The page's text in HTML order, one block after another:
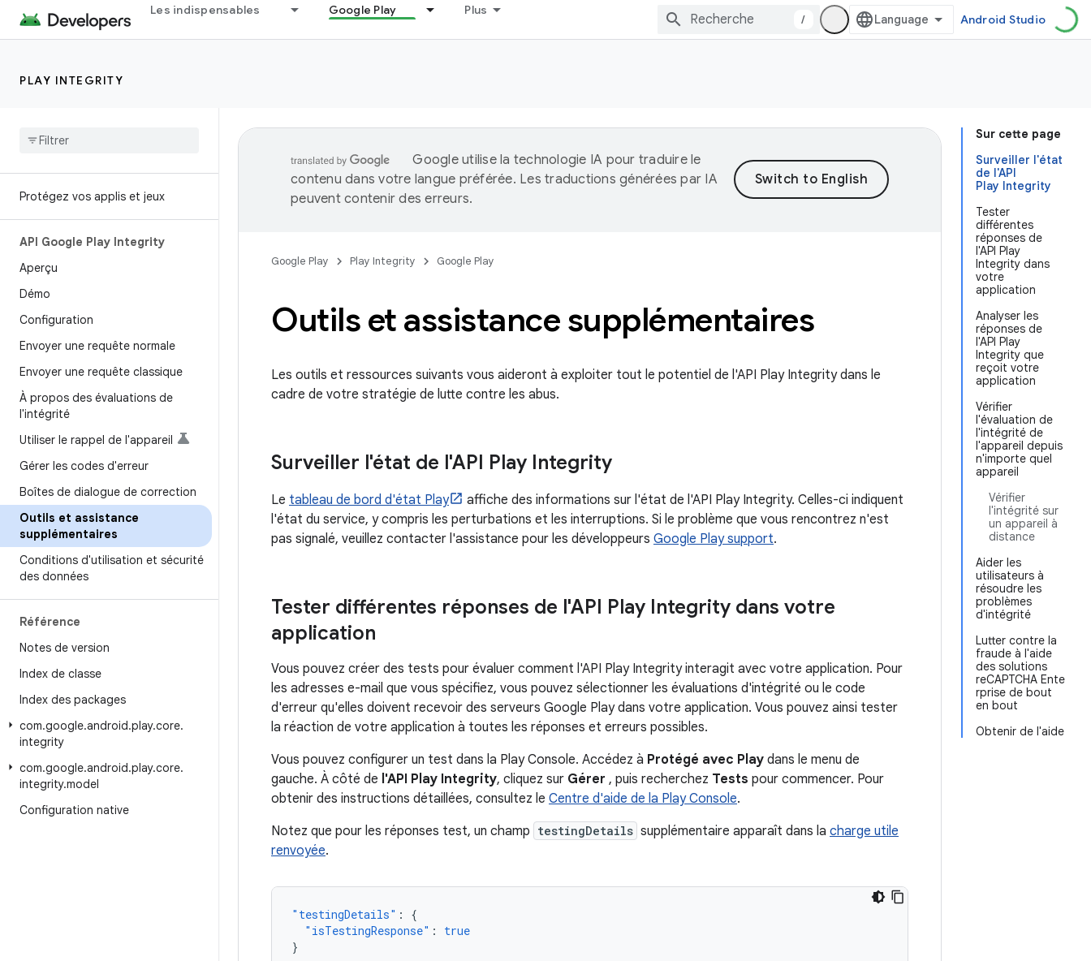
Les indispensables Google Play Plus
/ Android Studio
PLAY INTEGRITY
Protégez vos applis et jeux
API Google Play Integrity
Aperçu
Démo
Configuration
Envoyer une requête normale
Envoyer une requête classique
À propos des évaluations de
l'intégrité
Utiliser le rappel de l'appareil
Gérer les codes d'erreur
Boîtes de dialogue de correction
Outils et assistance
supplémentaires
Conditions d'utilisation et sécurité
des données
Référence
Notes de version
Index de classe
Index des packages
com.google.android.play.core.
integrity
com.google.android.play.core.
integrity.model
Configuration native
Sur cette page
Surveiller l'état
de l'API
Play Integrity
Tester
différentes
réponses de
l'API Play
Integrity dans
votre
application
Analyser les
réponses de
l'API Play
Integrity que
reçoit votre
application
Vérifier
l'évaluation de
l'intégrité de
l'appareil depuis
n'importe quel
appareil
Vérifier
l'intégrité sur
un appareil à
distance
Aider les
utilisateurs à
résoudre les
problèmes
d'intégrité
Lutter contre la
fraude à l'aide
des solutions
reCAPTCHA Ente
rprise de bout
en bout
Obtenir de l'aide
Google utilise la technologie IA pour traduire le
contenu dans votre langue préférée. Les traductions générées par IA
peuvent contenir des erreurs.
Google Play Play Integrity Google Play
Outils et assistance supplémentaires
Les outils et ressources suivants vous aideront à exploiter tout le potentiel de l'API Play Integrity dans le
cadre de votre stratégie de lutte contre les abus.
Surveiller l'état de l'API Play Integrity
Le tableau de bord d'état Play
affiche des informations sur l'état de l'API Play Integrity. Celles-ci indiquent
l'état du service, y compris les perturbations et les interruptions. Si le problème que vous rencontrez n'est
pas signalé, veuillez contacter l'assistance pour les développeurs Google Play support.
Tester différentes réponses de l'API Play Integrity dans votre
application
Vous pouvez créer des tests pour évaluer comment l'API Play Integrity interagit avec votre application. Pour
les adresses e-mail que vous spécifiez, vous pouvez sélectionner les évaluations d'intégrité ou le code
d'erreur qu'elles doivent recevoir des serveurs Google Play dans votre application. Vous pouvez ainsi tester
la réaction de votre application à toutes les réponses et erreurs possibles.
Vous pouvez configurer un test dans la Play Console. Accédez à Protégé avec Play dans le menu de
gauche. À côté de l'API Play Integrity, cliquez sur Gérer , puis recherchez Tests pour commencer. Pour
obtenir des instructions détaillées, consultez le Centre d'aide de la Play Console.
Notez que pour les réponses test, un champ testingDetails supplémentaire apparaît dans la charge utile
renvoyée.
"testingDetails" :
{
"isTestingResponse" :
true
}